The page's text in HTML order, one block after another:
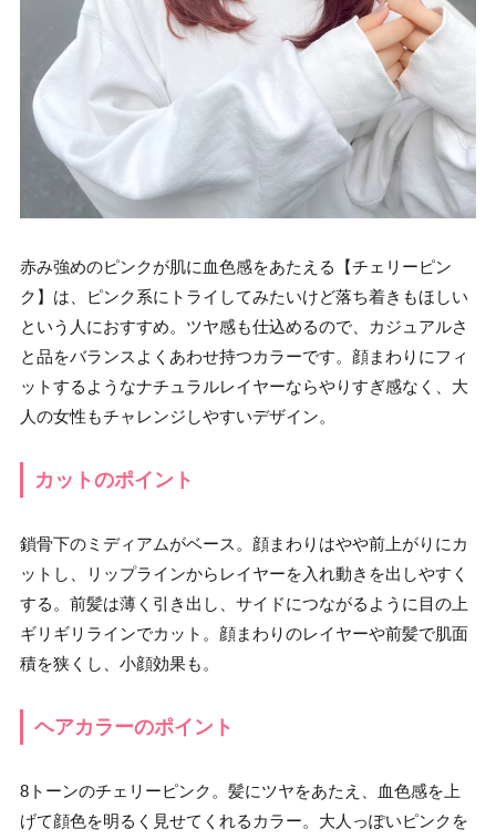
赤み強めのピンクが肌に血色感をあたえる【チェリーピン
ク】は、ピンク系にトライしてみたいけど落ち着きもほしい
という人におすすめ。ツヤ感も仕込めるので、カジュアルさ
と品をバランスよくあわせ持つカラーです。顔まわりにフィ
ットするようなナチュラルレイヤーならやりすぎ感なく、大
人の女性もチャレンジしやすいデザイン。
カットのポイント
鎖骨下のミディアムがベース。顔まわりはやや前上がりにカ
ットし、リップラインからレイヤーを入れ動きを出しやすく
する。前髪は薄く引き出し、サイドにつながるように目の上
ギリギリラインでカット。顔まわりのレイヤーや前髪で肌面
積を狭くし、小顔効果も。
ヘアカラーのポイント
8トーンのチェリーピンク。髪にツヤをあたえ、血色感を上
げて顔色を明るく見せてくれるカラー。大人っぽいピンクを